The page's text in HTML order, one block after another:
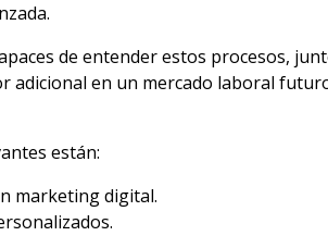
de entender estos procesos,
adicional en un mercado laboral
están:
marketing digital.